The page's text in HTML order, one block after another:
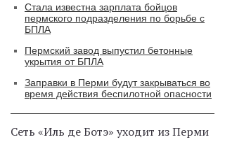
Стала известна зарплата бойцов
пермского подразделения по борьбе с
БПЛА
Пермский завод выпустил бетонные
укрытия от БПЛА
Заправки в Перми будут закрываться во
время действия беспилотной опасности
Сеть «Иль де Ботэ» уходит из Перми